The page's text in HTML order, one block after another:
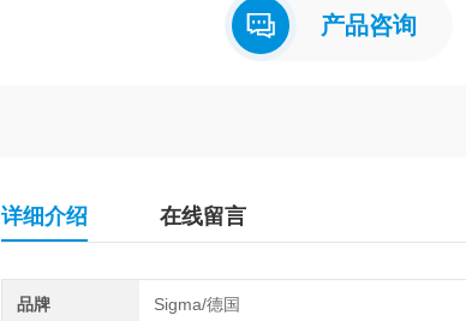
产品咨询
详细介绍 在线留言
品牌 Sigma/德国